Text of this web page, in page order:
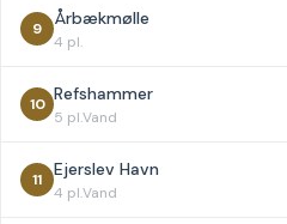
9 Årbækmølle
4 pl.
10 Refshammer
5 pl.Vand
11 Ejerslev Havn
4 pl.Vand